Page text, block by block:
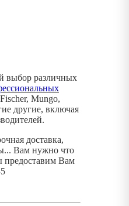
выбор различных
Mungo,
другие, включая
доставка,
Вам нужно что
предоставим Вам